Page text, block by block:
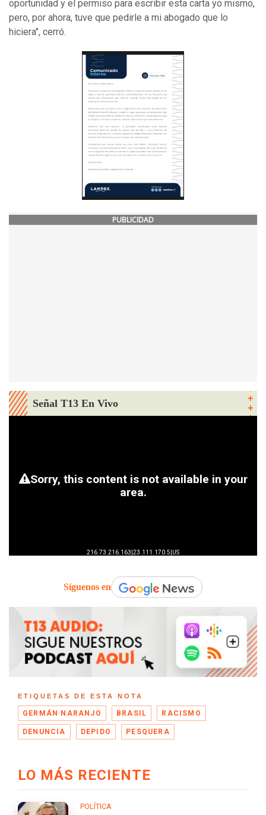
oportunidad y el permiso para escribir esta carta yo mismo,
pero, por ahora, tuve que pedirle a mi abogado que lo
hiciera", cerró.
PUBLICIDAD
Señal T13 En Vivo
Síguenos en
ETIQUETAS DE ESTA NOTA
GERMÁN NARANJO BRASIL RACISMO
DENUNCIA DEPIDO PESQUERA
LO MÁS RECIENTE
POLÍTICA